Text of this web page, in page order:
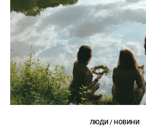
ЛЮДИ / НОВИНИ